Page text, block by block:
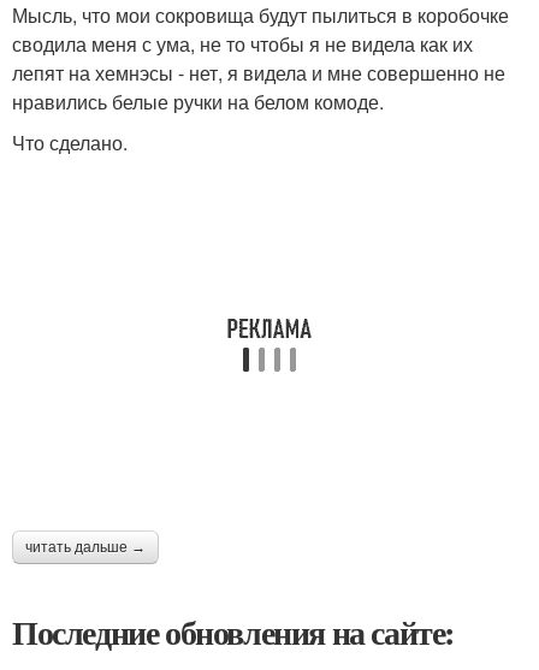
Мысль, что мои сокровища будут пылиться в коробочке
сводила меня с ума, не то чтобы я не видела как их
лепят на хемнэсы - нет, я видела и мне совершенно не
нравились белые ручки на белом комоде.
Что сделано.
читать дальше →
Последние обновления на сайте: